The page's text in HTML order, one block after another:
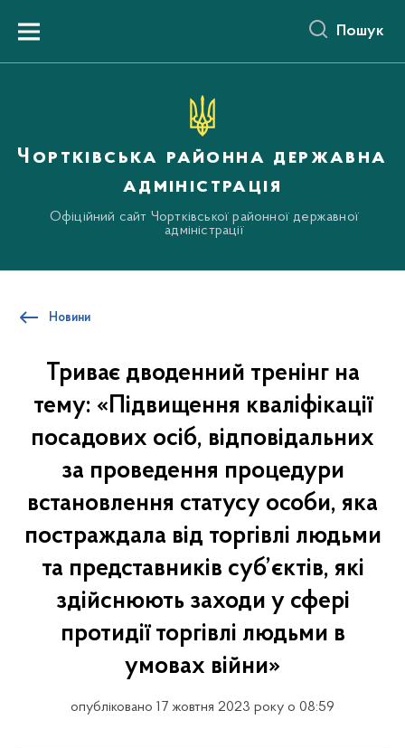
вмістуMenu Пошук
Чортківська районна державна
адміністрація
Офіційний сайт Чортківської районної державної
адміністрації
Новини
Триває дводенний тренінг на
тему: «Підвищення кваліфікації
посадових осіб, відповідальних
за проведення процедури
встановлення статусу особи, яка
постраждала від торгівлі людьми
та представників суб’єктів, які
здійснюють заходи у сфері
протидії торгівлі людьми в
умовах війни»
опубліковано 17 жовтня 2023 року о 08:59